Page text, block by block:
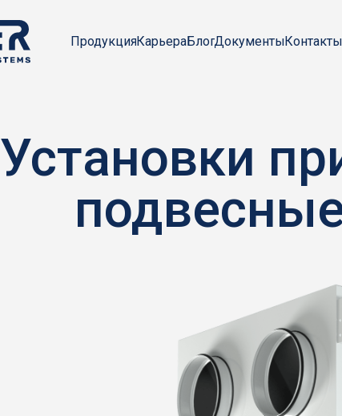
ПродукцияКарьераБлогДокументыКонтакты
Установки